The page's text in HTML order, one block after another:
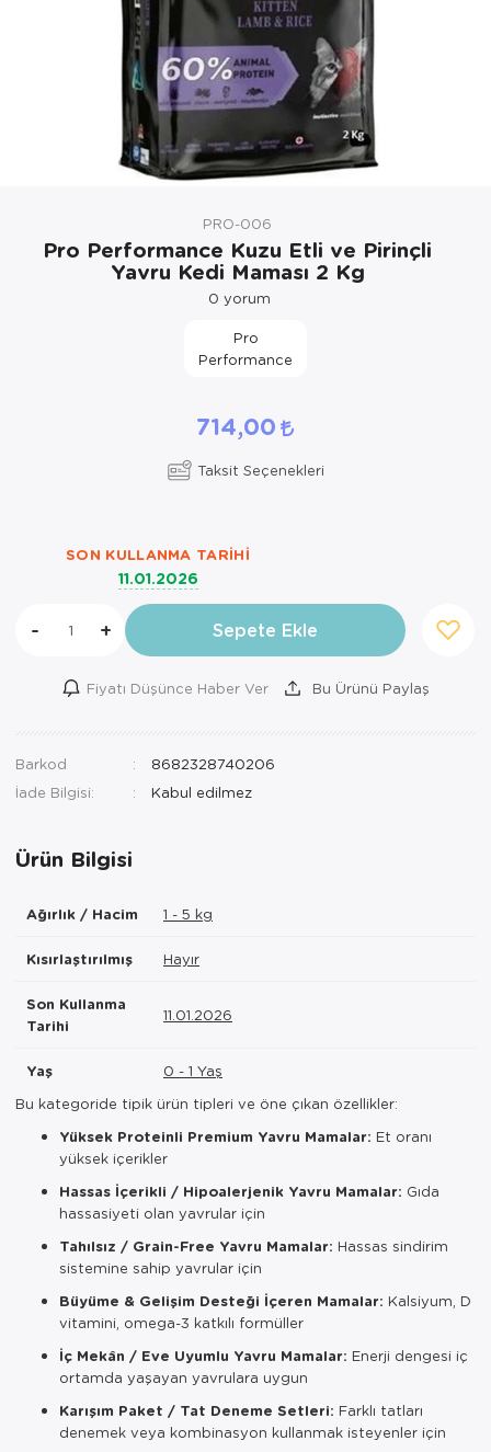
PRO-006
Pro Performance Kuzu Etli ve Pirinçli
Yavru Kedi Maması 2 Kg
0 yorum
Pro
Performance
714,00
Taksit Seçenekleri
SON KULLANMA TARIHI
11.01.2026
- + Sepete Ekle
Fiyatı Düşünce Haber Ver Bu Ürünü Paylaş
Barkod
8682328740206
İade Bilgisi:
Ürün Bilgisi
Ağırlık / Hacim 1 - 5 kg
Kısırlaştırılmış Hayır
Son Kullanma
Tarihi
11.01.2026
Yaş
0 - 1 Yaş
Bu kategoride tipik ürün tipleri ve öne çıkan özellikler:
Yüksek Proteinli Premium Yavru Mamalar: Et oranı
yüksek içerikler
Hassas İçerikli / Hipoalerjenik Yavru Mamalar: Gıda
hassasiyeti olan yavrular için
Tahılsız / Grain-Free Yavru Mamalar: Hassas sindirim
sistemine sahip yavrular için
Büyüme & Gelişim Desteği İçeren Mamalar: Kalsiyum, D
vitamini, omega-3 katkılı formüller
İç Mekân / Eve Uyumlu Yavru Mamalar: Enerji dengesi iç
ortamda yaşayan yavrulara uygun
Karışım Paket / Tat Deneme Setleri: Farklı tatları
denemek veya kombinasyon kullanmak isteyenler için